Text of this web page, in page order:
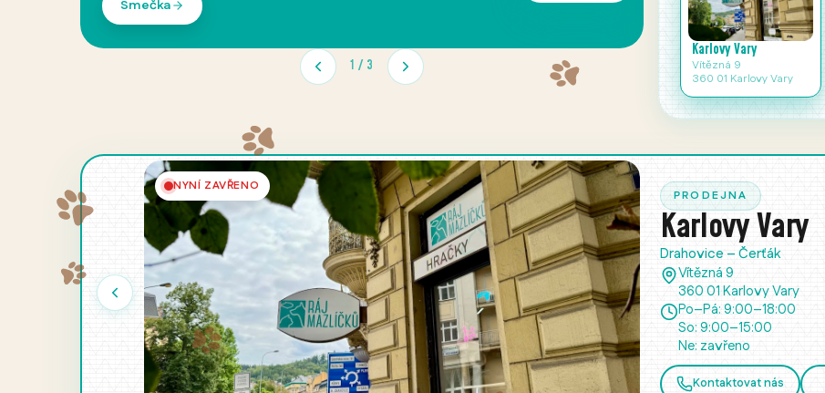
Trhy Ráje mazlíčků Naše prodejny
2 /3
Karlovy Vary
Vítězná 9
360 01 Karlovy Vary
NYNÍ ZAVŘENO
PRODEJNA
Karlovy Vary
Drahovice – Čerťák
Vítězná 9
360 01 Karlovy Vary
Po–Pá: 9:00–18:00
So: 9:00–15:00
Ne: zavřeno
Kontaktovat nás